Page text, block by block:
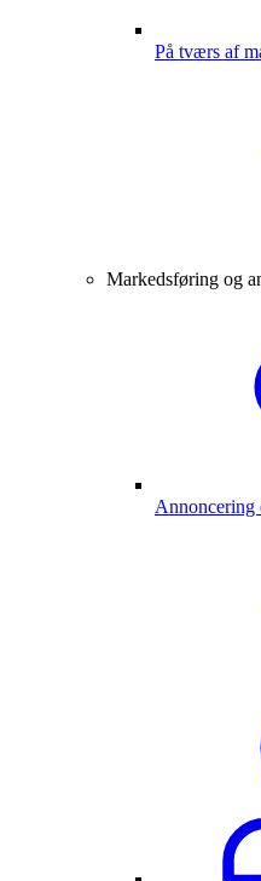
På tværs af
Markedsføring og
Annoncering